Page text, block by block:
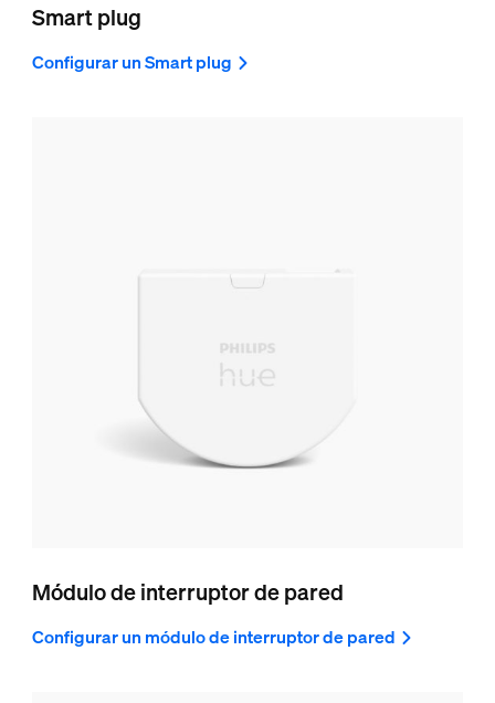
Smart plug
Configurar un Smart plug
Módulo de interruptor de pared
Configurar un módulo de interruptor de pared